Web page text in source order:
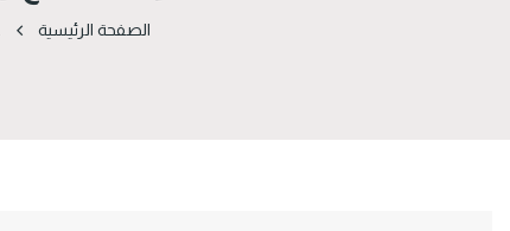
الصفحة الرئيسية